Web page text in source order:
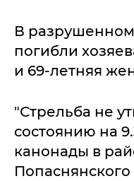
В
погибли
и 69-летняя
"Стрельба не
состоянию на
канонады в